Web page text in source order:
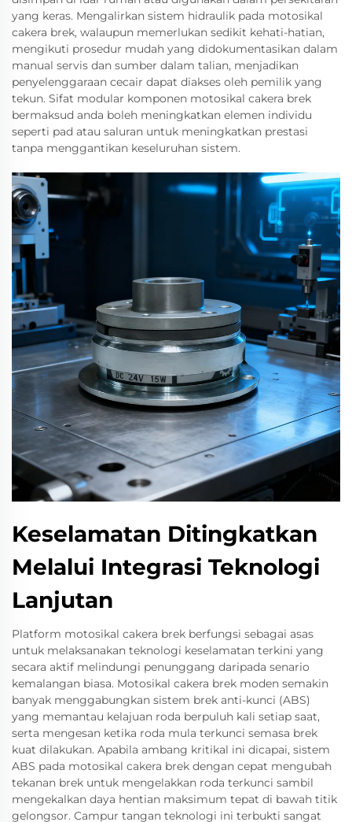
yang keras. Mengalirkan sistem hidraulik pada motosikal
cakera brek, walaupun memerlukan sedikit kehati-hatian,
mengikuti prosedur mudah yang didokumentasikan dalam
manual servis dan sumber dalam talian, menjadikan
penyelenggaraan cecair dapat diakses oleh pemilik yang
tekun. Sifat modular komponen motosikal cakera brek
bermaksud anda boleh meningkatkan elemen individu
seperti pad atau saluran untuk meningkatkan prestasi
tanpa menggantikan keseluruhan sistem.
Keselamatan Ditingkatkan
Melalui Integrasi Teknologi
Lanjutan
Platform motosikal cakera brek berfungsi sebagai asas
untuk melaksanakan teknologi keselamatan terkini yang
secara aktif melindungi penunggang daripada senario
kemalangan biasa. Motosikal cakera brek moden semakin
banyak menggabungkan sistem brek anti-kunci (ABS)
yang memantau kelajuan roda berpuluh kali setiap saat,
serta mengesan ketika roda mula terkunci semasa brek
kuat dilakukan. Apabila ambang kritikal ini dicapai, sistem
ABS pada motosikal cakera brek dengan cepat mengubah
tekanan brek untuk mengelakkan roda terkunci sambil
mengekalkan daya hentian maksimum tepat di bawah titik
gelongsor. Campur tangan teknologi ini terbukti sangat